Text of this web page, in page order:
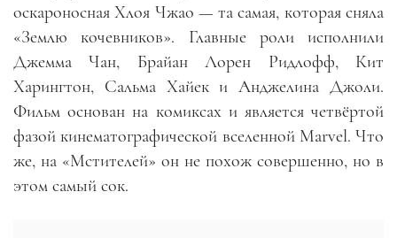
оскароносная Хлоя Чжао — та самая, которая сняла
«Землю кочевников». Главные роли исполнили
Джемма Чан, Брайан Лорен Ридлофф, Кит
Харингтон, Сальма Хайек и Анджелина Джоли.
Фильм основан на комиксах и является четвёртой
фазой кинематографической вселенной Marvel. Что
же, на «Мстителей» он не похож совершенно, но в
этом самый сок.